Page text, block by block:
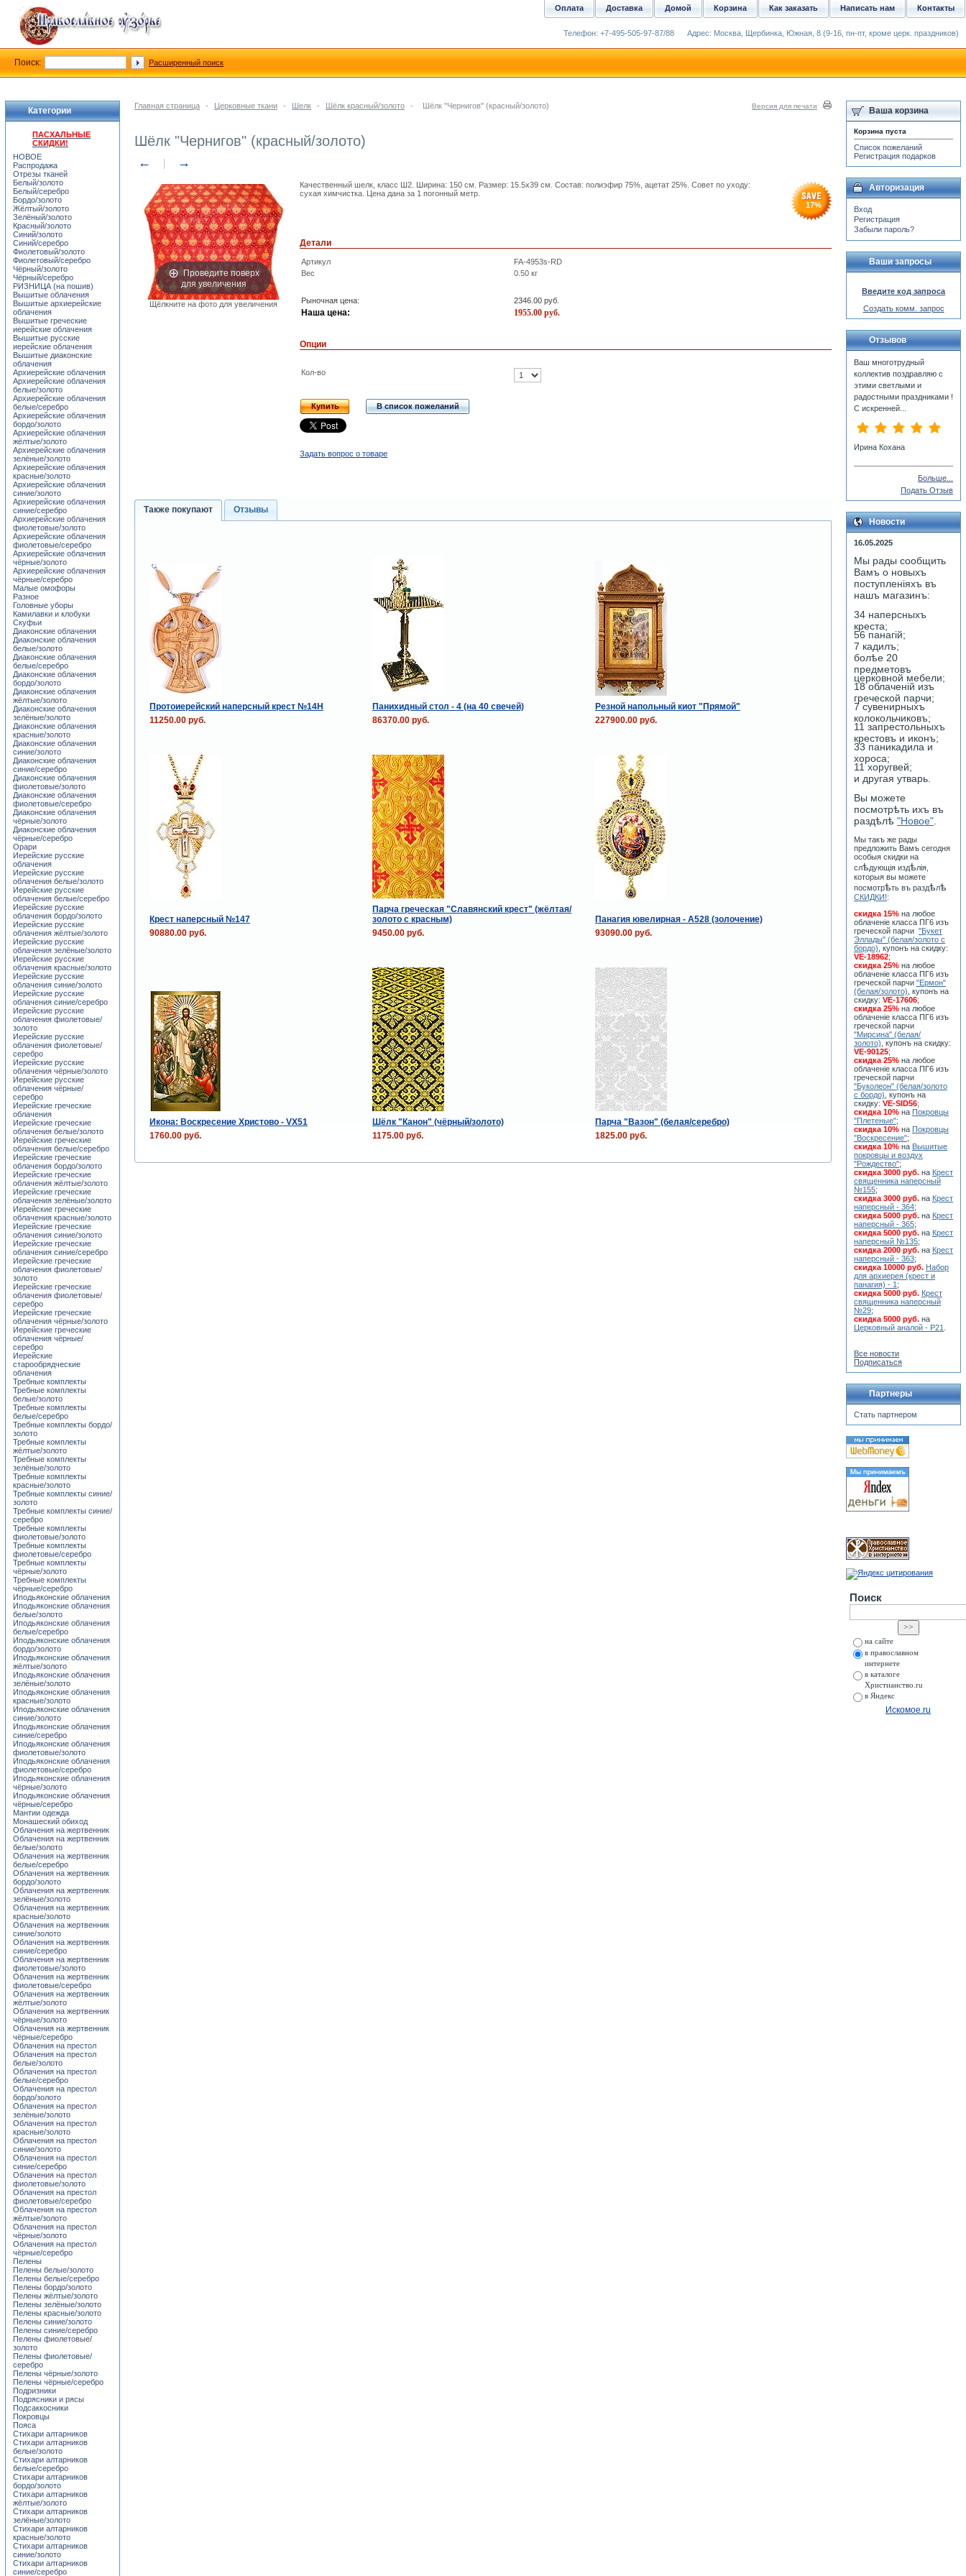
Главная страница - Церковные ткани - Шелк - Шёлк красный/золото - Шёлк "Чернигов" (красный/золото) Версия для печати
Шёлк "Чернигов" (красный/золото)
← →
Проведите поверх
для увеличения
Щёлкните на фото для увеличения
Качественный шелк, класс Ш2. Ширина: 150 см. Размер: 15.5x39 см. Состав: полиэфир 75%, ацетат 25%. Совет по уходу:
сухая химчистка. Цена дана за 1 погонный метр.
17%
Детали
Артикул
FA-4953s-RD
Вес
0.50 кг
Рыночная цена: 2346.00 руб.
Наша цена: 1955.00 руб.
Опции
Кол-во
Купить В список пожеланий
Задать вопрос о товаре
Также покупают Отзывы
Протоиерейский наперсный крест №14Н Панихидный стол - 4 (на 40 свечей)
Резной напольный киот "Прямой"
11250.00 руб.
86370.00 руб. 227900.00 руб.
Крест наперсный №147
Парча греческая "Славянский крест" (жёлтая/
золото с красным)
Панагия ювелирная - А528 (золочение)
90880.00 руб.
9450.00 руб. 93090.00 руб.
Икона: Воскресение Христово - VX51 Шёлк "Канон" (чёрный/золото)
Парча "Вазон" (белая/серебро)
1760.00 руб.
1175.00 руб. 1825.00 руб.
Категории
ПАСХАЛЬНЫЕ
СКИДКИ!
НОВОЕ
Распродажа
Отрезы тканей
Белый/золото
Белый/серебро
Бордо/золото
Жёлтый/золото
Зелёный/золото
Красный/золото
Синий/золото
Синий/серебро
Фиолетовый/золото
Фиолетовый/серебро
Чёрный/золото
Чёрный/серебро
РИЗНИЦА (на пошив)
Вышитые облачения
Вышитые архиерейские
облачения
Вышитые греческие
иерейские облачения
Вышитые русские
иерейские облачения
Вышитые диаконские
облачения
Архиерейские облачения
Архиерейские облачения
белые/золото
Архиерейские облачения
белые/серебро
Архиерейские облачения
бордо/золото
Архиерейские облачения
жёлтые/золото
Архиерейские облачения
зелёные/золото
Архиерейские облачения
красные/золото
Архиерейские облачения
синие/золото
Архиерейские облачения
синие/серебро
Архиерейские облачения
фиолетовые/золото
Архиерейские облачения
фиолетовые/серебро
Архиерейские облачения
чёрные/золото
Архиерейские облачения
чёрные/серебро
Малые омофоры
Разное
Головные уборы
Камилавки и клобуки
Скуфьи
Диаконские облачения
Диаконские облачения
белые/золото
Диаконские облачения
белые/серебро
Диаконские облачения
бордо/золото
Диаконские облачения
жёлтые/золото
Диаконские облачения
зелёные/золото
Диаконские облачения
красные/золото
Диаконские облачения
синие/золото
Диаконские облачения
синие/серебро
Диаконские облачения
фиолетовые/золото
Диаконские облачения
фиолетовые/серебро
Диаконские облачения
чёрные/золото
Диаконские облачения
чёрные/серебро
Орари
Иерейские русские
облачения
Иерейские русские
облачения белые/золото
Иерейские русские
облачения белые/серебро
Иерейские русские
облачения бордо/золото
Иерейские русские
облачения жёлтые/золото
Иерейские русские
облачения зелёные/золото
Иерейские русские
облачения красные/золото
Иерейские русские
облачения синие/золото
Иерейские русские
облачения синие/серебро
Иерейские русские
облачения фиолетовые/
золото
Иерейские русские
облачения фиолетовые/
серебро
Иерейские русские
облачения чёрные/золото
Иерейские русские
облачения чёрные/
серебро
Иерейские греческие
облачения
Иерейские греческие
облачения белые/золото
Иерейские греческие
облачения белые/серебро
Иерейские греческие
облачения бордо/золото
Иерейские греческие
облачения жёлтые/золото
Иерейские греческие
облачения зелёные/золото
Иерейские греческие
облачения красные/золото
Иерейские греческие
облачения синие/золото
Иерейские греческие
облачения синие/серебро
Иерейские греческие
облачения фиолетовые/
золото
Иерейские греческие
облачения фиолетовые/
серебро
Иерейские греческие
облачения чёрные/золото
Иерейские греческие
облачения чёрные/
серебро
Иерейские
старообрядческие
облачения
Требные комплекты
Требные комплекты
белые/золото
Требные комплекты
белые/серебро
Требные комплекты бордо/
золото
Требные комплекты
жёлтые/золото
Требные комплекты
зелёные/золото
Требные комплекты
красные/золото
Требные комплекты синие/
золото
Требные комплекты синие/
серебро
Требные комплекты
фиолетовые/золото
Требные комплекты
фиолетовые/серебро
Требные комплекты
чёрные/золото
Требные комплекты
чёрные/серебро
Иподьяконские облачения
Иподьяконские облачения
белые/золото
Иподьяконские облачения
белые/серебро
Иподьяконские облачения
бордо/золото
Иподьяконские облачения
жёлтые/золото
Иподьяконские облачения
зелёные/золото
Иподьяконские облачения
красные/золото
Иподьяконские облачения
синие/золото
Иподьяконские облачения
синие/серебро
Иподьяконские облачения
фиолетовые/золото
Иподьяконские облачения
фиолетовые/серебро
Иподьяконские облачения
чёрные/золото
Иподьяконские облачения
чёрные/серебро
Мантии одежда
Монашеский обиход
Облачения на жертвенник
Облачения на жертвенник
белые/золото
Облачения на жертвенник
белые/серебро
Облачения на жертвенник
бордо/золото
Облачения на жертвенник
зелёные/золото
Облачения на жертвенник
красные/золото
Облачения на жертвенник
синие/золото
Облачения на жертвенник
синие/серебро
Облачения на жертвенник
фиолетовые/золото
Облачения на жертвенник
фиолетовые/серебро
Облачения на жертвенник
жёлтые/золото
Облачения на жертвенник
чёрные/золото
Облачения на жертвенник
чёрные/серебро
Облачения на престол
Облачения на престол
белые/золото
Облачения на престол
белые/серебро
Облачения на престол
бордо/золото
Облачения на престол
зелёные/золото
Облачения на престол
красные/золото
Облачения на престол
синие/золото
Облачения на престол
синие/серебро
Облачения на престол
фиолетовые/золото
Облачения на престол
фиолетовые/серебро
Облачения на престол
жёлтые/золото
Облачения на престол
чёрные/золото
Облачения на престол
чёрные/серебро
Пелены
Пелены белые/золото
Пелены белые/серебро
Пелены бордо/золото
Пелены жёлтые/золото
Пелены зелёные/золото
Пелены красные/золото
Пелены синие/золото
Пелены синие/серебро
Пелены фиолетовые/
золото
Пелены фиолетовые/
серебро
Пелены чёрные/золото
Пелены чёрные/серебро
Подризники
Подрясники и рясы
Подсаккосники
Покровцы
Пояса
Стихари алтарников
Стихари алтарников
белые/золото
Стихари алтарников
белые/серебро
Стихари алтарников
бордо/золото
Стихари алтарников
жёлтые/золото
Стихари алтарников
зелёные/золото
Стихари алтарников
красные/золото
Стихари алтарников
синие/золото
Стихари алтарников
синие/серебро
Ваша корзина
Корзина пуста
Список пожеланий
Регистрация подарков
Авторизация
Вход
Регистрация
Забыли пароль?
Ваши запросы
Введите код запроса
Создать комм. запрос
Отзывов
Ваш многотрудный
коллектив поздравляю с
этими светлыми и
радостными праздниками !
С искренней...
Ирина Кохана
Больше...
Подать Отзыв
Новости
16.05.2025
Мы рады сообщить
Вамъ о новыхъ
поступленiяхъ въ
нашъ магазинъ:
34 наперсныхъ
креста;
56 панагiй;
7 кадилъ;
болѣе 20
предметовъ
церковной мебели;
18 облаченiй изъ
греческой парчи;
7 сувенирныхъ
колокольчиковъ;
11 запрестольныхъ
крестовъ и иконъ;
33 паникадила и
хороса;
11 хоругвей;
и другая утварь.
Вы можете
посмотрѣть ихъ въ
раздѣлѣ "Новое"
Мы такъ же рады
предложить Вамъ сегодня
особыя скидки на
слѣдующiя издѣлiя,
которыя вы можете
посмотрѣть въ раздѣлѣ
СКИДКИ!:
скидка 15% на любое
облаченiе класса ПГ6 изъ
греческой парчи "Букет
Эллады" (белая/золото с
бордо) , купонъ на скидку:
VE-18962;
скидка 25% на любое
облаченiе класса ПГ6 изъ
греческой парчи "Ермон"
(белая/золото) , купонъ на
скидку: VE-17606;
скидка 25% на любое
облаченiе класса ПГ6 изъ
греческой парчи
"Мирсина" (белая/
золото) , купонъ на скидку:
VE-90125;
скидка 25% на любое
облаченiе класса ПГ6 изъ
греческой парчи
"Буколеон" (белая/золото
с бордо) , купонъ на
скидку: VE-SID56;
скидка 10% на Покровцы
"Плетеные";
скидка 10% на Покровцы
"Воскресение";
скидка 10% на Вышитые
покровцы и воздух
"Рождество";
скидка 3000 руб. на Крест
священника наперсный
№155;
скидка 3000 руб. на Крест
наперсный - 364;
скидка 5000 руб. на Крест
наперсный - 365;
скидка 5000 руб. на Крест
наперсный №135;
скидка 2000 руб. на Крест
наперсный - 363;
скидка 10000 руб. Набор
для архиерея (крест и
панагия) - 1 ;
скидка 5000 руб. Крест
священника наперсный
№29;
скидка 5000 руб. на
Церковный аналой - Р21
Все новости
Подписаться
Партнеры
Стать партнером
Поиск
на сайте
в православном
интернете
в каталоге
Христианство.ru
в Яндекс
Искомое.ru
Контакты
Написать нам
Как заказать
Корзина
Домой
Доставка
Оплата
Телефон: +7-495-505-97-87/88 Адрес: Москва, Щербинка, Южная, 8 (9-16, пн-пт, кроме церк. праздников)
Поиск: Расширенный поиск